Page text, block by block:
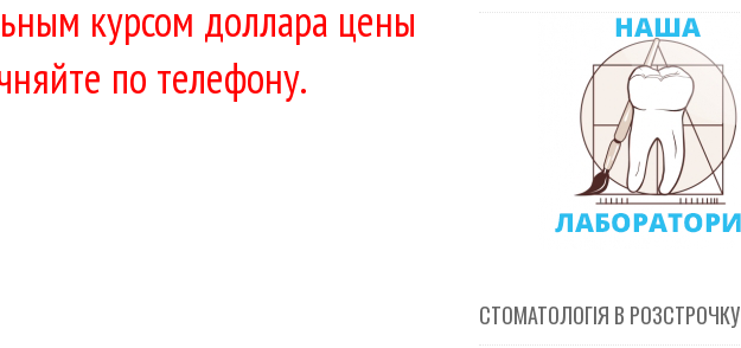
курсом доллара цены
по телефону.
СТОМАТОЛОГІЯ В РОЗСТРОЧКУ